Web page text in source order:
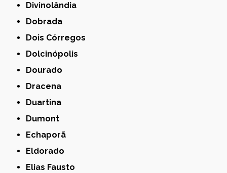
Divinolândia
Dobrada
Dois Córregos
Dolcinópolis
Dourado
Dracena
Duartina
Dumont
Echaporã
Eldorado
Elias Fausto